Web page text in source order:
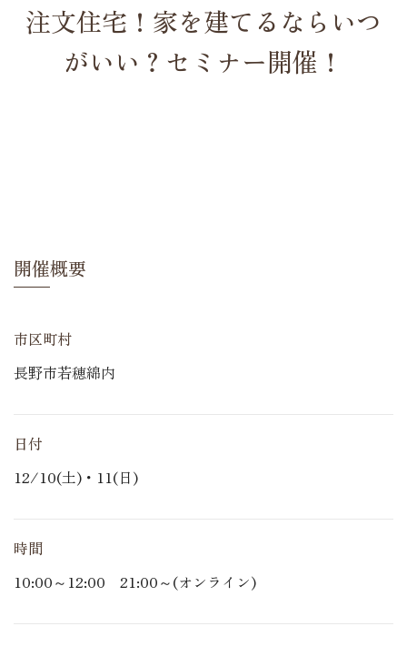
注文住宅！家を建てるならいつ
がいい？セミナー開催！
開催概要
市区町村
長野市若穂綿内
日付
12/10(土)・11(日)
時間
10:00～12:00 21:00～(オンライン)